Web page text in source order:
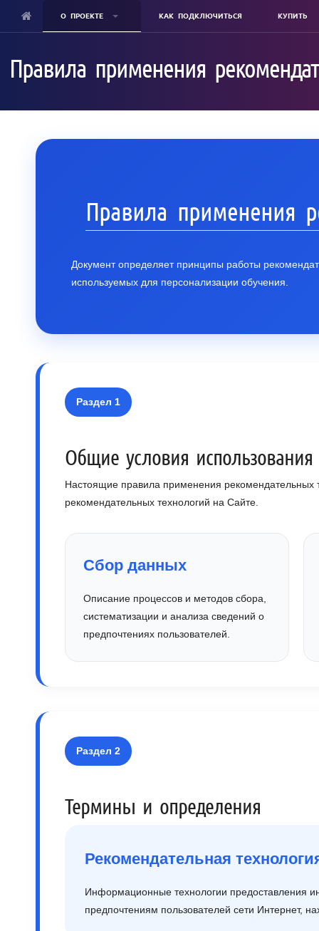
content
О ПРОЕКТЕ КАК ПОДКЛЮЧИТЬСЯ КУПИТЬ
Правила применения
Правила применения
Документ определяет принципы работы
используемых для персонализации обучения.
Раздел 1
Общие условия использования
Настоящие правила применения рекомендательных
рекомендательных технологий на Сайте.
Сбор данных
Описание процессов и методов сбора,
систематизации и анализа сведений о
предпочтениях пользователей.
Раздел 2
Термины и определения
Рекомендательная
Информационные технологии предоставления
предпочтениям пользователей сети Интернет,